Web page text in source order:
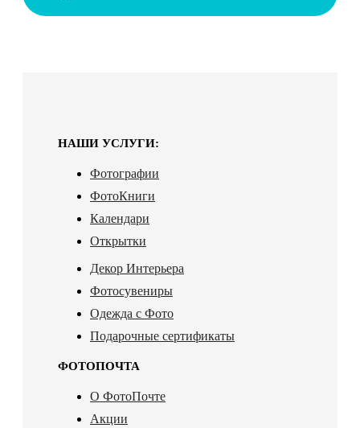
НАШИ УСЛУГИ:
Фотографии
ФотоКниги
Календари
Открытки
Декор Интерьера
Фотосувениры
Одежда с Фото
Подарочные сертификаты
ФОТОПОЧТА
О ФотоПочте
Акции